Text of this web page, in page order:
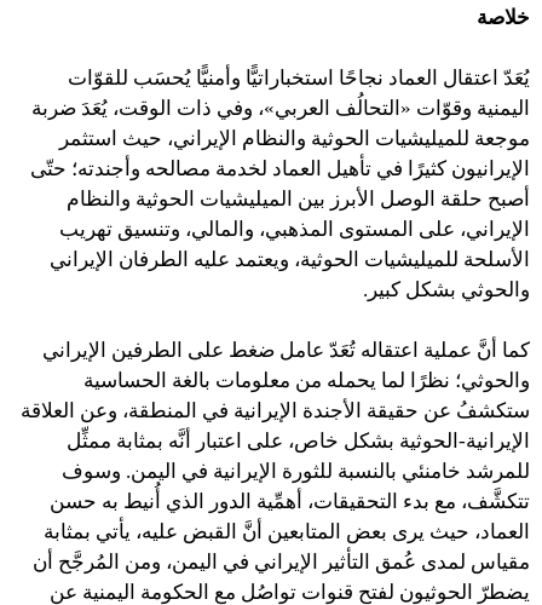
خلاصة
يُعَدّ اعتقال العماد نجاحًا استخباراتيًّا وأمنيًّا يُحسَب للقوّات
اليمنية وقوّات «التحالُف العربي»، وفي ذات الوقت، يُعَدَ ضربة
موجعة للميليشيات الحوثية والنظام الإيراني، حيث استثمر
الإيرانيون كثيرًا في تأهيل العماد لخدمة مصالحه وأجندته؛ حتّى
أصبح حلقة الوصل الأبرز بين الميليشيات الحوثية والنظام
الإيراني، على المستوى المذهبي، والمالي، وتنسيق تهريب
الأسلحة للميليشيات الحوثية، ويعتمد عليه الطرفان الإيراني
والحوثي بشكل كبير.
كما أنَّ عملية اعتقاله تُعَدّ عامل ضغط على الطرفين الإيراني
والحوثي؛ نظرًا لما يحمله من معلومات بالغة الحساسية
ستكشفُ عن حقيقة الأجندة الإيرانية في المنطقة، وعن العلاقة
الإيرانية-الحوثية بشكل خاص، على اعتبار أنَّه بمثابة ممثِّل
للمرشد خامنئي بالنسبة للثورة الإيرانية في اليمن. وسوف
تتكشَّف، مع بدء التحقيقات، أهمِّية الدور الذي أُنيط به حسن
العماد، حيث يرى بعض المتابعين أنَّ القبض عليه، يأتي بمثابة
مقياس لمدى عُمق التأثير الإيراني في اليمن، ومن المُرجَّح أن
يضطرّ الحوثيون لفتح قنوات تواصُل مع الحكومة اليمنية عن